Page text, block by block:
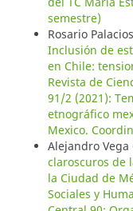
semestre)
Rosario
Inclusión de
en Chile:
Revista de
91/2 (2021):
etnográfico
Mexico.
Alejandro Vega
claroscuros de
la Ciudad de
Sociales y